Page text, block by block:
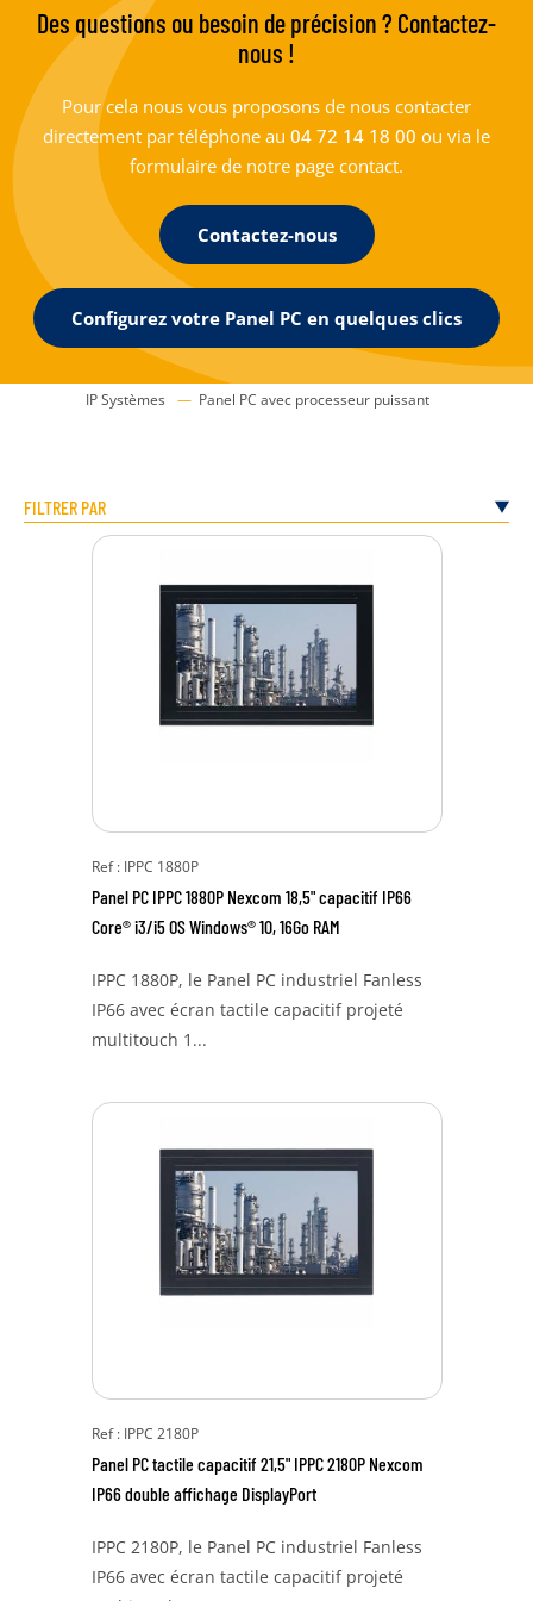
Des questions ou besoin de précision ? Contactez-
nous !
Pour cela nous vous proposons de nous contacter
directement par téléphone au 04 72 14 18 00 ou via le
formulaire de notre page contact.
Contactez-nous
Configurez votre Panel PC en quelques clics
IP Systèmes Panel PC avec processeur puissant
FILTRER PAR
Ref : IPPC 1880P
Panel PC IPPC 1880P Nexcom 18,5" capacitif IP66
Core® i3/i5 OS Windows® 10, 16Go RAM
IPPC 1880P, le Panel PC industriel Fanless
IP66 avec écran tactile capacitif projeté
multitouch 1...
Ref : IPPC 2180P
Panel PC tactile capacitif 21,5" IPPC 2180P Nexcom
IP66 double affichage DisplayPort
IPPC 2180P, le Panel PC industriel Fanless
IP66 avec écran tactile capacitif projeté